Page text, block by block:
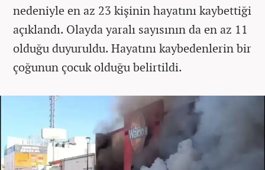
nedeniyle en az 23 kişinin hayatını kaybettiği
açıklandı. Olayda yaralı sayısının da en az 11
olduğu duyuruldu. Hayatını kaybedenlerin bir
çoğunun çocuk olduğu belirtildi.